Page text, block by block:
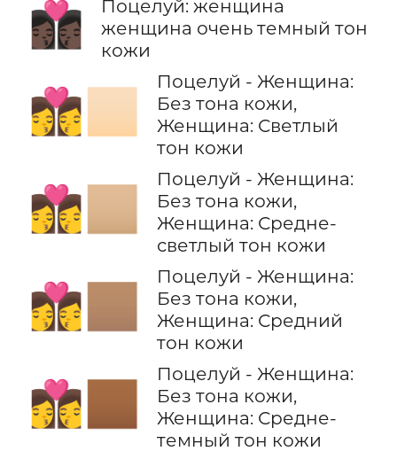
👩🏿‍❤️‍💋‍👩🏿
Поцелуй: женщина
женщина очень темный тон
кожи
👩‍❤️‍💋‍👩🏻
Поцелуй - Женщина:
Без тона кожи,
Женщина: Светлый
тон кожи
👩‍❤️‍💋‍👩🏼
Поцелуй - Женщина:
Без тона кожи,
Женщина: Средне-
светлый тон кожи
👩‍❤️‍💋‍👩🏽
Поцелуй - Женщина:
Без тона кожи,
Женщина: Средний
тон кожи
👩‍❤️‍💋‍👩🏾
Поцелуй - Женщина:
Без тона кожи,
Женщина: Средне-
темный тон кожи